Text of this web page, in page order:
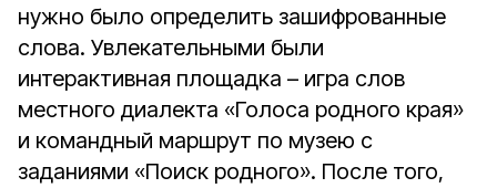
нужно было определить зашифрованные
слова. Увлекательными были
интерактивная площадка – игра слов
местного диалекта «Голоса родного края»
и командный маршрут по музею с
заданиями «Поиск родного». После того,